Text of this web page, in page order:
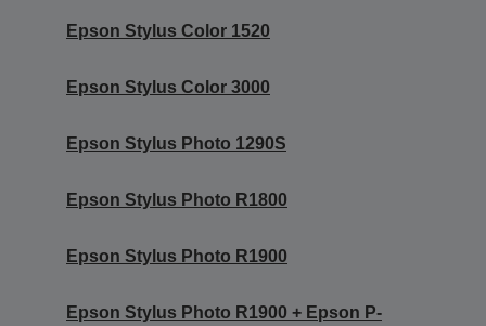
Epson Stylus Color 1520
Epson Stylus Color 3000
Epson Stylus Photo 1290S
Epson Stylus Photo R1800
Epson Stylus Photo R1900
Epson Stylus Photo R1900 + Epson P-